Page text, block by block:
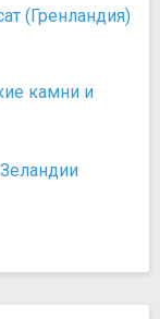
(Гренландия)
камни и